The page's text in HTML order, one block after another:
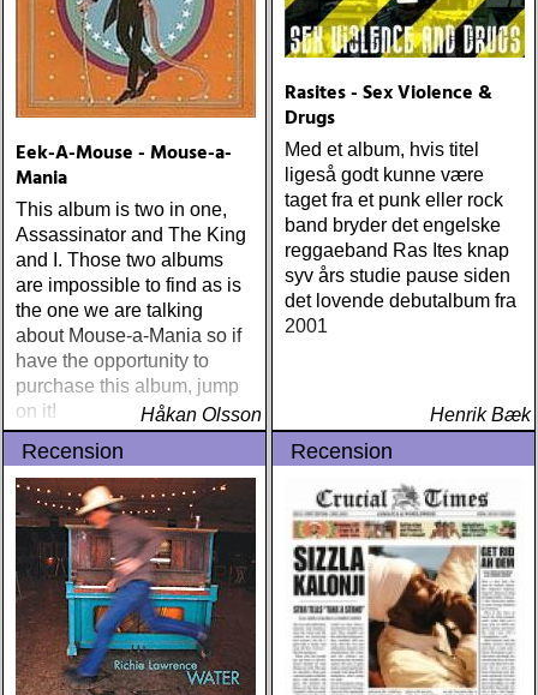
Eek-A-Mouse - Mouse-a-
Mania
This album is two in one,
Assassinator and The King
and I. Those two albums
are impossible to find as is
the one we are talking
about Mouse-a-Mania so if
have the opportunity to
purchase this album, jump
on it!
Håkan Olsson
Rasites - Sex Violence &
Drugs
Med et album, hvis titel
ligeså godt kunne være
taget fra et punk eller rock
band bryder det engelske
reggaeband Ras Ites knap
syv års studie pause siden
det lovende debutalbum fra
2001
Henrik Bæk
Recension Recension